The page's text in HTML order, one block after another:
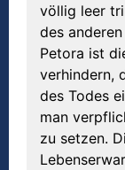
völlig leer
des
Petora ist
verhindern,
des Todes
man
zu setzen.